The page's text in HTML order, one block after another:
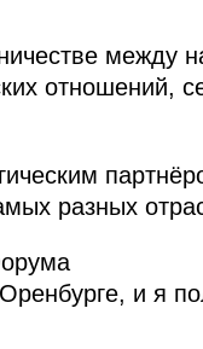
между
отношений,
разных
и я